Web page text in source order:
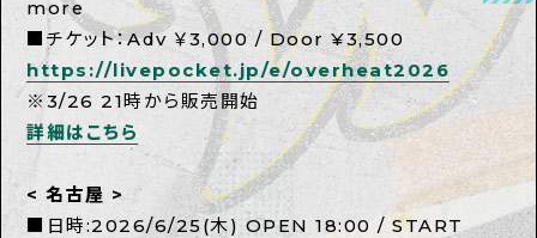
more
■チケット：Adv ￥3,000 / Door ¥3,500
https://livepocket.jp/e/overheat2026
※3/26 21時から販売開始
詳細はこちら
< 名古屋 >
■日時:2026/6/25(木) OPEN 18:00 / START